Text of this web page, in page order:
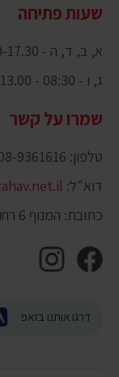
שעות פתיחה
א, ב, ד, ה - 08:30-17.30
ג, ו - 08:30 - 13.00
שמרו על קשר
טלפון: 08-9361616
דוא"ל:
כתובת: המנוף 6 רחובות
דרגו אותנו בזאפ